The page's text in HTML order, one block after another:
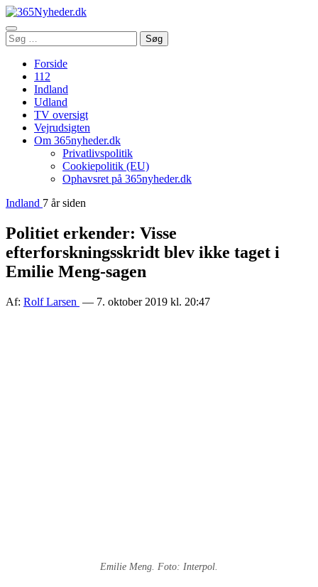
Åbn
menu
Søg
efter:
Søg
Forside
112
Indland
Udland
TV oversigt
Vejrudsigten
Om 365nyheder.dk
Privatlivspolitik
Cookiepolitik (EU)
Ophavsret på 365nyheder.dk
Indland 7 år siden
Politiet erkender: Visse
efterforskningsskridt blev ikke taget i
Emilie Meng-sagen
Af: Rolf Larsen — 7. oktober 2019 kl. 20:47
Emilie Meng. Foto: Interpol.